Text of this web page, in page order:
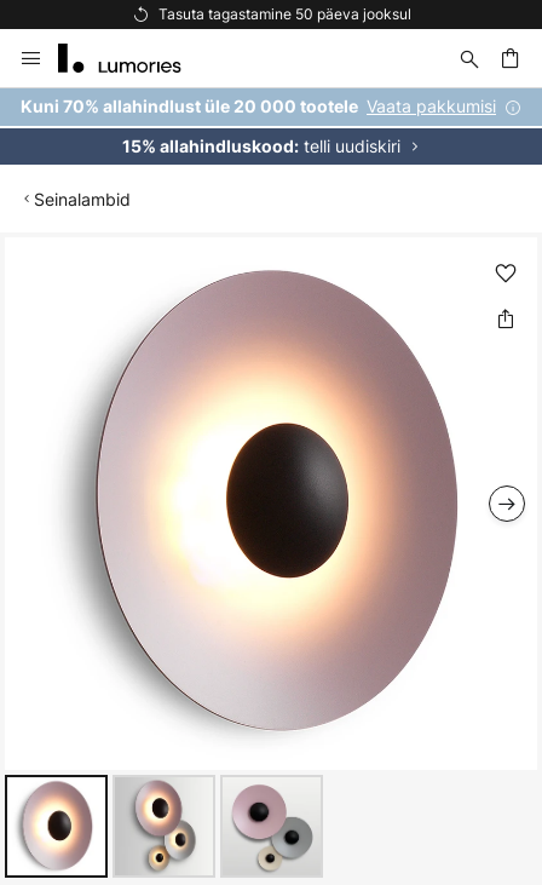
Tasuta tagastamine 50 päeva jooksul
to
Content
Kuni 70% allahindlust üle 20 000 tootele Vaata pakkumisi
15% allahindluskood:telli uudiskiri
Seinalambid